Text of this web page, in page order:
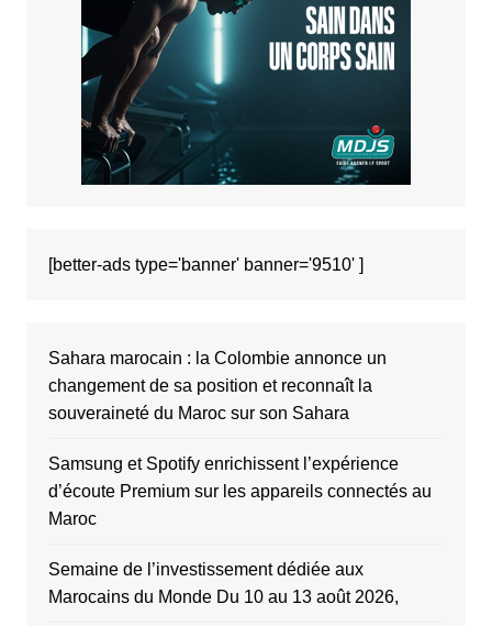
[better-ads type='banner' banner='9510' ]
Sahara marocain : la Colombie annonce un
changement de sa position et reconnaît la
souveraineté du Maroc sur son Sahara
Samsung et Spotify enrichissent l’expérience
d’écoute Premium sur les appareils connectés au
Maroc
Semaine de l’investissement dédiée aux
Marocains du Monde Du 10 au 13 août 2026,